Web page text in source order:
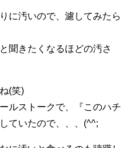
に汚いので、濾してみたら
聞きたくなるほどの汚さ
(笑)
ルストークで、『このハチ
ていたので、、、(^^;